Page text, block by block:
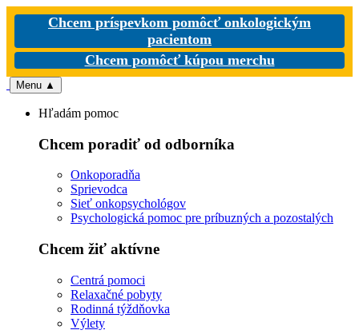
Chcem príspevkom pomôcť onkologickým
pacientom
Chcem pomôcť kúpou merchu
Menu ▲
Hľadám pomoc
Chcem poradiť od odborníka
Onkoporadňa
Sprievodca
Sieť onkopsychológov
Psychologická pomoc pre príbuzných a pozostalých
Chcem žiť aktívne
Centrá pomoci
Relaxačné pobyty
Rodinná týždňovka
Výlety